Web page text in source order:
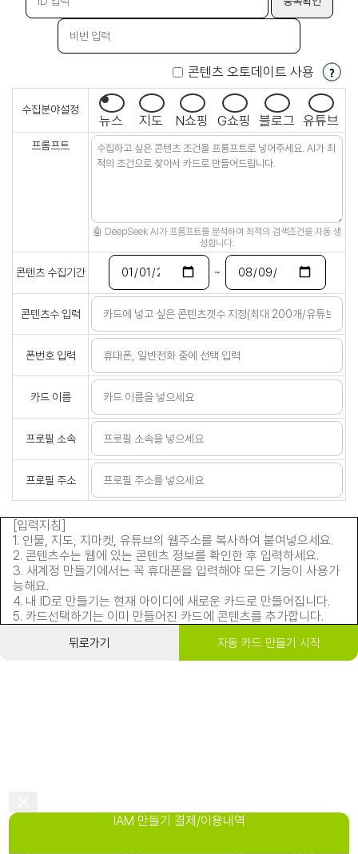
콘텐츠 오토데이트 사용
수집분야설정
뉴스 지도 N쇼핑 G쇼핑 블로그 유튜브
프롬프트
🤖 DeepSeek AI가 프롬프트를 분석하여 최적의 검색조건을 자동 생
성합니다.
콘텐츠 수집기간 ~
콘텐츠수 입력
폰번호 입력
카드 이름
프로필 소속
프로필 주소
[입력지침]
1. 인물, 지도, 지마켓, 유튜브의 웹주소를 복사하여 붙여넣으세요.
2. 콘텐츠수는 웹에 있는 콘텐츠 정보를 확인한 후 입력하세요.
3. 새계정 만들기에서는 꼭 휴대폰을 입력해야 모든 기능이 사용가
능해요.
4. 내 ID로 만들기는 현재 아이디에 새로운 카드로 만들어집니다.
5. 카드선택하기는 이미 만들어진 카드에 콘텐츠를 추가합니다.
뒤로가기 자동 카드 만들기 시작
IAM 만들기 결제/이용내역